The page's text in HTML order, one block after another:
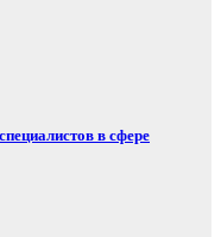
в сфере